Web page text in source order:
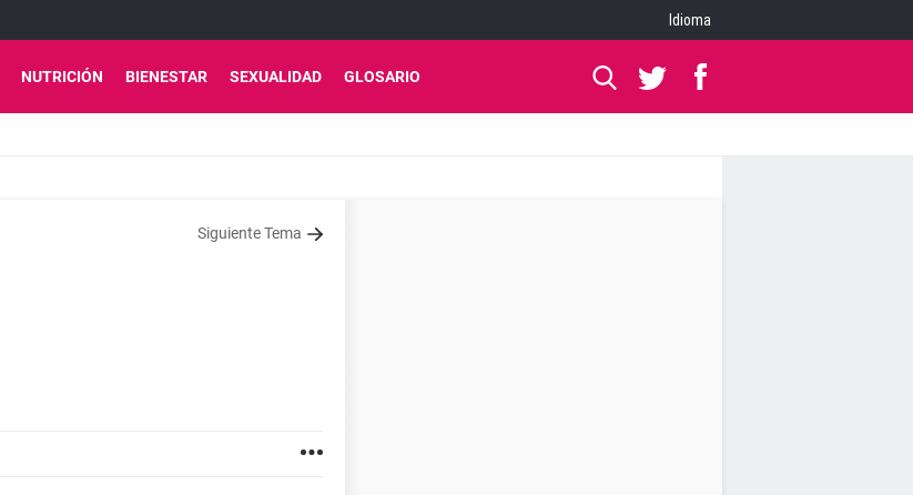
Idioma
NUTRICIÓN BIENESTAR SEXUALIDAD GLOSARIO
Siguiente Tema